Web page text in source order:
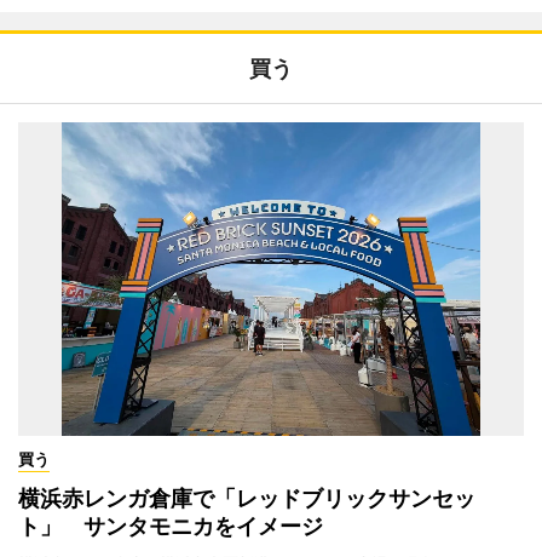
買う
買う
横浜赤レンガ倉庫で「レッドブリックサンセッ
ト」 サンタモニカをイメージ